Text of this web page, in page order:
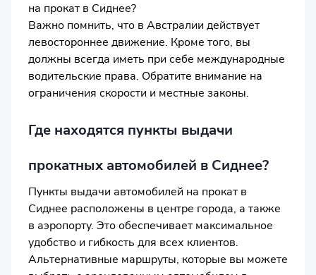
на прокат в Сиднее?
Важно помнить, что в Австралии действует
левостороннее движение. Кроме того, вы
должны всегда иметь при себе международные
водительские права. Обратите внимание на
ограничения скорости и местные законы.
Где находятся пункты выдачи
прокатных автомобилей в Сиднее?
Пункты выдачи автомобилей на прокат в
Сиднее расположены в центре города, а также
в аэропорту. Это обеспечивает максимальное
удобство и гибкость для всех клиентов.
Альтернативные маршруты, которые вы можете